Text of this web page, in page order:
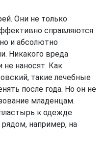
Они не только
справляются
и абсолютно
Никакого вреда
не наносят. Как
такие лечебные
после года. Но он не
младенцам.
к одежде
например, на